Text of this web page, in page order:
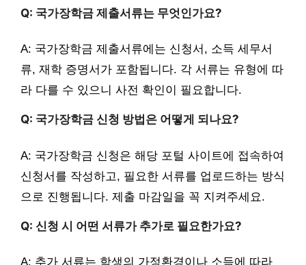
Q: 국가장학금 제출서류는 무엇인가요?
A: 국가장학금 제출서류에는 신청서, 소득 세무서
류, 재학 증명서가 포함됩니다. 각 서류는 유형에 따
라 다를 수 있으니 사전 확인이 필요합니다.
Q: 국가장학금 신청 방법은 어떻게 되나요?
A: 국가장학금 신청은 해당 포털 사이트에 접속하여
신청서를 작성하고, 필요한 서류를 업로드하는 방식
으로 진행됩니다. 제출 마감일을 꼭 지켜주세요.
Q: 신청 시 어떤 서류가 추가로 필요한가요?
A: 추가 서류는 학생의 가정환경이나 소득에 따라